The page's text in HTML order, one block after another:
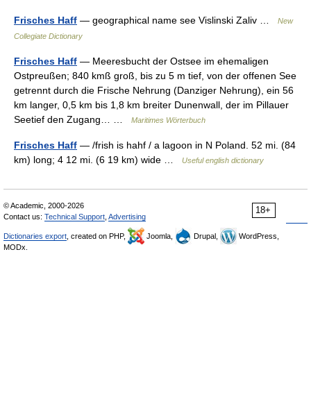
Frisches Haff — geographical name see Vislinski Zaliv …
New
Collegiate Dictionary
Frisches Haff — Meeresbucht der Ostsee im ehemaligen
Ostpreußen; 840 kmß groß, bis zu 5 m tief, von der offenen See
getrennt durch die Frische Nehrung (Danziger Nehrung), ein 56
km langer, 0,5 km bis 1,8 km breiter Dunenwall, der im Pillauer
Seetief den Zugang… …
Maritimes Wörterbuch
Frisches Haff — /frish is hahf / a lagoon in N Poland. 52 mi. (84
km) long; 4 12 mi. (6 19 km) wide …
Useful english dictionary
18+
© Academic, 2000-2026
Contact us: Technical Support Advertising
Dictionaries export , created on PHP, Joomla, Drupal,
WordPress,
MODx.